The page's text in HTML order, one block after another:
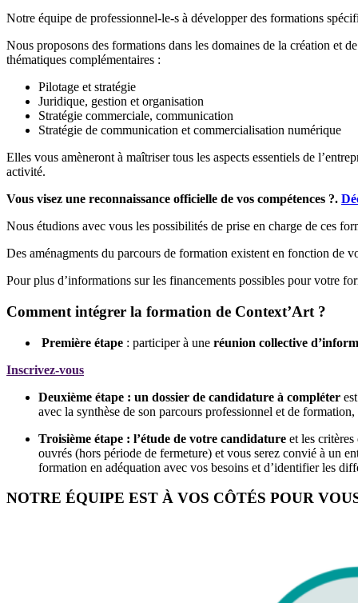
Notre équipe de professionnel-le-s à développer des formations
Nous proposons des formations dans les domaines de la création et
thématiques complémentaires :
Pilotage et stratégie
Juridique, gestion et organisation
Stratégie commerciale, communication
Stratégie de communication et commercialisation numérique
Elles vous amèneront à maîtriser tous les aspects essentiels de
activité.
Vous visez une reconnaissance officielle de vos compétences ?.
Nous étudions avec vous les possibilités de prise en charge de ces
Des aménagments du parcours de formation existent en fonction de
Pour plus d’informations sur les financements possibles pour votre
Comment intégrer la formation de Context’Art ?
Première étape : participer à une réunion collective
Inscrivez-vous
Deuxième étape : un dossier de candidature à compléter
avec la synthèse de son parcours professionnel et de
Troisième étape : l’étude de votre candidature et les
ouvrés (hors période de fermeture) et vous serez convié à un
formation en adéquation avec vos besoins et d’identifier les
NOTRE ÉQUIPE EST À VOS CÔTÉS POUR